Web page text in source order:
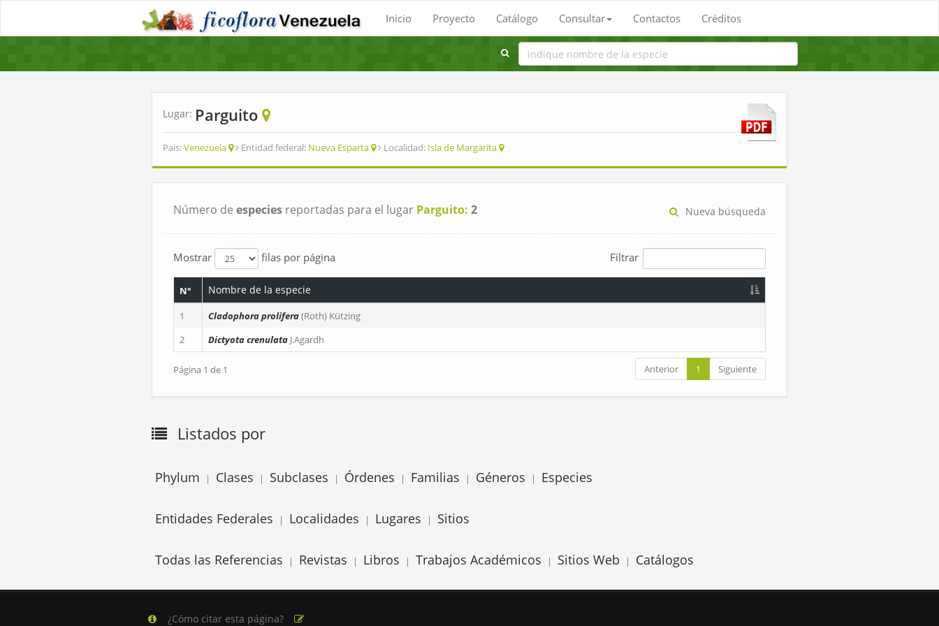
Inicio Proyecto Catálogo Consultar Contactos Créditos
Lugar: Parguito
Pais:Venezuela Entidad federal: Nueva Esparta Localidad: Isla de Margarita
Número de especies reportadas para el lugar Parguito: 2 Nueva búsqueda
Mostrar filas por página Filtrar
N° Nombre de la especie
1 Cladophora prolifera(Roth) Kützing
2
Dictyota crenulata J.Agardh
Página 1 de 1 Anterior 1 Siguiente
Listados por
Phylum | Clases | Subclases | Órdenes | Familias | Géneros | Especies
Entidades Federales | Localidades | Lugares | Sitios
Todas las Referencias | Revistas | Libros | Trabajos Académicos | Sitios Web | Catálogos
¿Cómo citar esta página?